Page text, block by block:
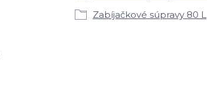
Zabíjačkové súpravy 80 L